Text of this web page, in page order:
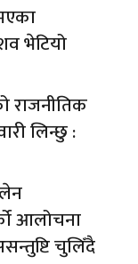
भेटियो
राजनीतिक
लिन्छु :
आलोचना
चुलिँदै